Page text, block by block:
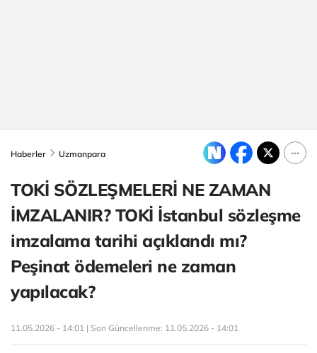
Haberler Uzmanpara
TOKİ SÖZLEŞMELERİ NE ZAMAN
İMZALANIR? TOKİ İstanbul sözleşme
imzalama tarihi açıklandı mı?
Peşinat ödemeleri ne zaman
yapılacak?
11.05.2026 - 14:01 | Son Güncellenme: 11.05.2026 - 14:01